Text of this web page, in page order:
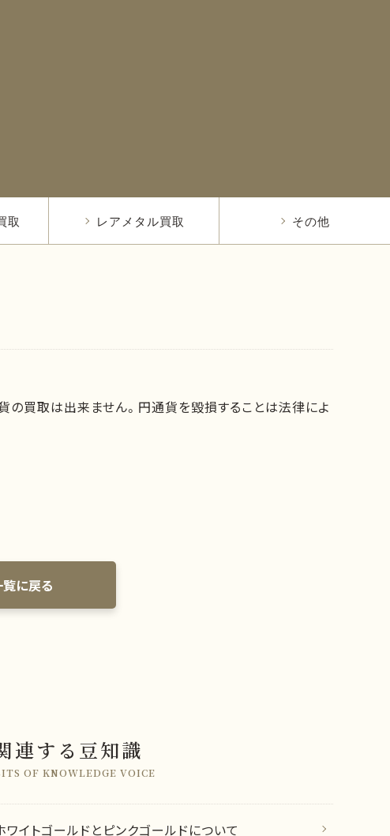
取 レアメタル買取 その他
の買取は出来ません。円通貨を毀損することは法律によ
に戻る
連する豆知識
OF KNOWLEDGE VOICE
ワイトゴールドとピンクゴールドについて